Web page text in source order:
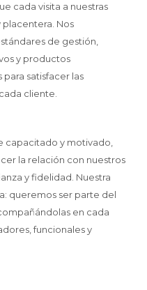
cada visita a nuestras
Nos
de gestión,
y productos
satisfacer las
cliente.
capacitado y motivado,
la relación con nuestros
y fidelidad. Nuestra
queremos ser parte del
en cada
funcionales y